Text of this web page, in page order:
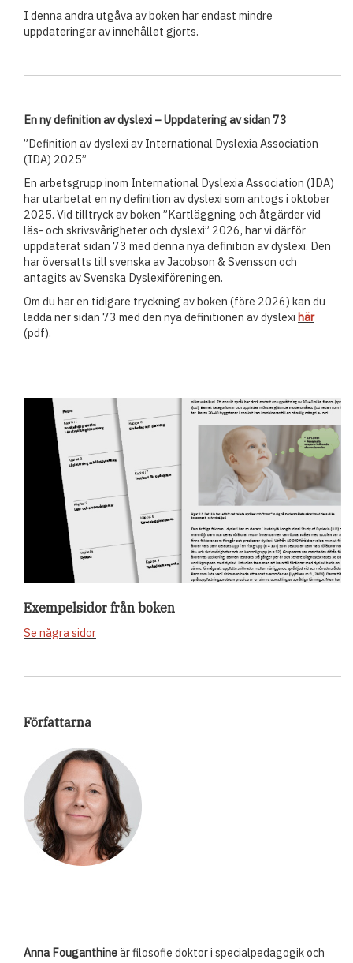
I denna andra utgåva av boken har endast mindre
uppdateringar av innehållet gjorts.
En ny definition av dyslexi – Uppdatering av sidan 73
”Definition av dyslexi av International Dyslexia Association
(IDA) 2025”
En arbetsgrupp inom International Dyslexia Association (IDA)
har utarbetat en ny definition av dyslexi som antogs i oktober
2025. Vid tilltryck av boken ”Kartläggning och åtgärder vid
läs- och skrivsvårigheter och dyslexi” 2026, har vi därför
uppdaterat sidan 73 med denna nya definition av dyslexi. Den
har översatts till svenska av Jacobson & Svensson och
antagits av Svenska Dyslexiföreningen.
Om du har en tidigare tryckning av boken (före 2026) kan du
ladda ner sidan 73 med den nya definitionen av dyslexi här
(pdf).
Exempelsidor från boken
Se några sidor
Författarna
Anna Fouganthineär filosofie doktor i specialpedagogik och